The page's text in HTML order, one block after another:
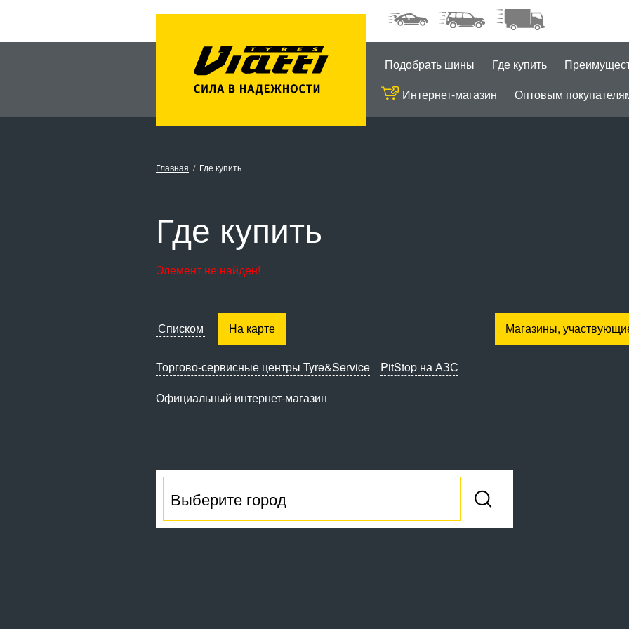
Подобрать шины Где купить
Интернет-магазин
Оптовым
Главная Где купить
Где купить
Элемент не найден!
Списком На карте
Торгово-сервисные центры Tyre&Service
PitStop на АЗС
Официальный интернет-магазин
Магазины,